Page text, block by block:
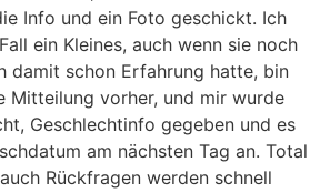
Info und ein Foto geschickt. Ich
ein Kleines, auch wenn sie noch
damit schon Erfahrung hatte, bin
Mitteilung vorher, und mir wurde
Geschlechtinfo gegeben und es
am nächsten Tag an. Total
Rückfragen werden schnell